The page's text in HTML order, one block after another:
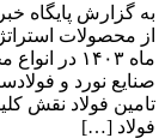
به گزارش پایگاه
از محصولات
ماه ۱۴۰۳
صنایع نورد و
تامین فولاد نقش
فولاد […]